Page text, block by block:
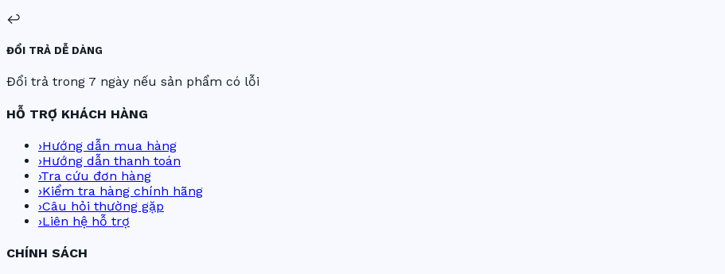
↩️
ĐỔI TRẢ DỄ DÀNG
Đổi trả trong 7 ngày nếu sản phẩm có lỗi
HỖ TRỢ KHÁCH HÀNG
›Hướng dẫn mua hàng
›Hướng dẫn thanh toán
›Tra cứu đơn hàng
›Kiểm tra hàng chính hãng
›Câu hỏi thường gặp
›Liên hệ hỗ trợ
CHÍNH SÁCH